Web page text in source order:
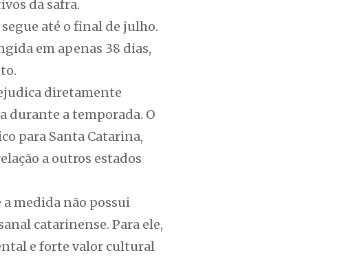
da safra.
até o final de julho.
em apenas 38 dias,
diretamente
durante a temporada. O
para Santa Catarina,
a outros estados
medida não possui
catarinense. Para ele,
e forte valor cultural